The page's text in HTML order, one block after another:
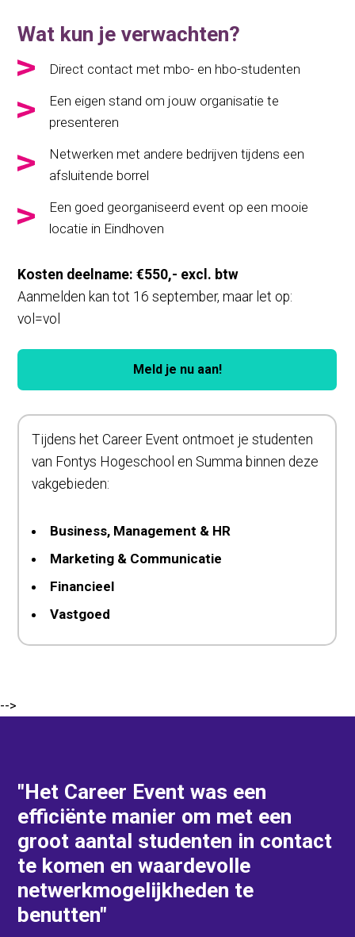
Wat kun je verwachten?
Direct contact met mbo- en hbo-studenten
Een eigen stand om jouw organisatie te
presenteren
Netwerken met andere bedrijven tijdens een
afsluitende borrel
Een goed georganiseerd event op een mooie
locatie in Eindhoven
Kosten deelname: €550,- excl. btw
Aanmelden kan tot 16 september, maar let op:
vol=vol
Meld je nu aan!
Tijdens het Career Event ontmoet je studenten
van Fontys Hogeschool en Summa binnen deze
vakgebieden:
Business, Management & HR
Marketing & Communicatie
Financieel
Vastgoed
-->
"Het Career Event was een
efficiënte manier om met een
groot aantal studenten in contact
te komen en waardevolle
netwerkmogelijkheden te
benutten"